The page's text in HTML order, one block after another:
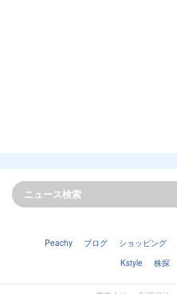
Peachy ブログ ショッピング
Kstyle
株探